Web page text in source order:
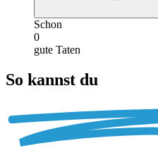
Schon
0
gute Taten
So kannst du